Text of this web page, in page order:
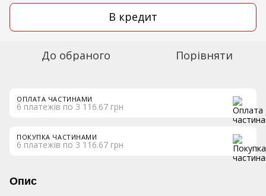
В кредит
До обраного Порівняти
ОПЛАТА ЧАСТИНАМИ
6 платежів по 3 116.67 грн
ПОКУПКА ЧАСТИНАМИ
6 платежів по 3 116.67 грн
Опис